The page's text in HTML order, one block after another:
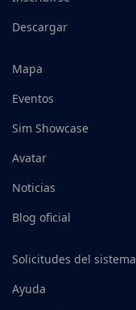
Descargar
Mapa
Eventos
Sim Showcase
Avatar
Noticias
Blog oficial
Solicitudes del sistema
Ayuda